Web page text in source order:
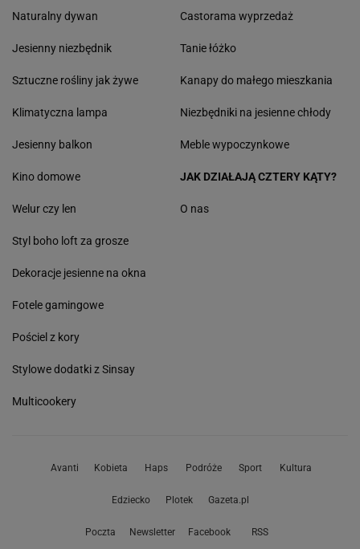
Naturalny dywan
Jesienny niezbędnik
Sztuczne rośliny jak żywe
Klimatyczna lampa
Jesienny balkon
Castorama wyprzedaż
Tanie łóżko
Kanapy do małego mieszkania
Niezbędniki na jesienne chłody
Meble wypoczynkowe
Kino domowe
Welur czy len
Styl boho loft za grosze
Dekoracje jesienne na okna
Fotele gamingowe
Pościel z kory
Stylowe dodatki z Sinsay
Multicookery
JAK DZIAŁAJĄ CZTERY KĄTY?
O nas
Avanti Kobieta Haps Podróże Sport Kultura
Edziecko Plotek Gazeta.pl
Poczta Newsletter Facebook RSS